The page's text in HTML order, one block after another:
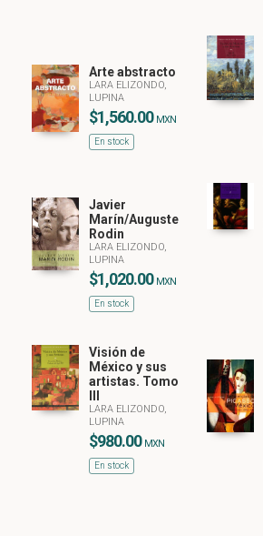
Arte abstracto
LARA ELIZONDO,
LUPINA
$1,560.00 MXN
En stock
Javier
Marín/Auguste
Rodin
LARA ELIZONDO,
LUPINA
$1,020.00 MXN
En stock
Visión de
México y sus
artistas. Tomo
LARA ELIZONDO,
LUPINA
$980.00 MXN
En stock